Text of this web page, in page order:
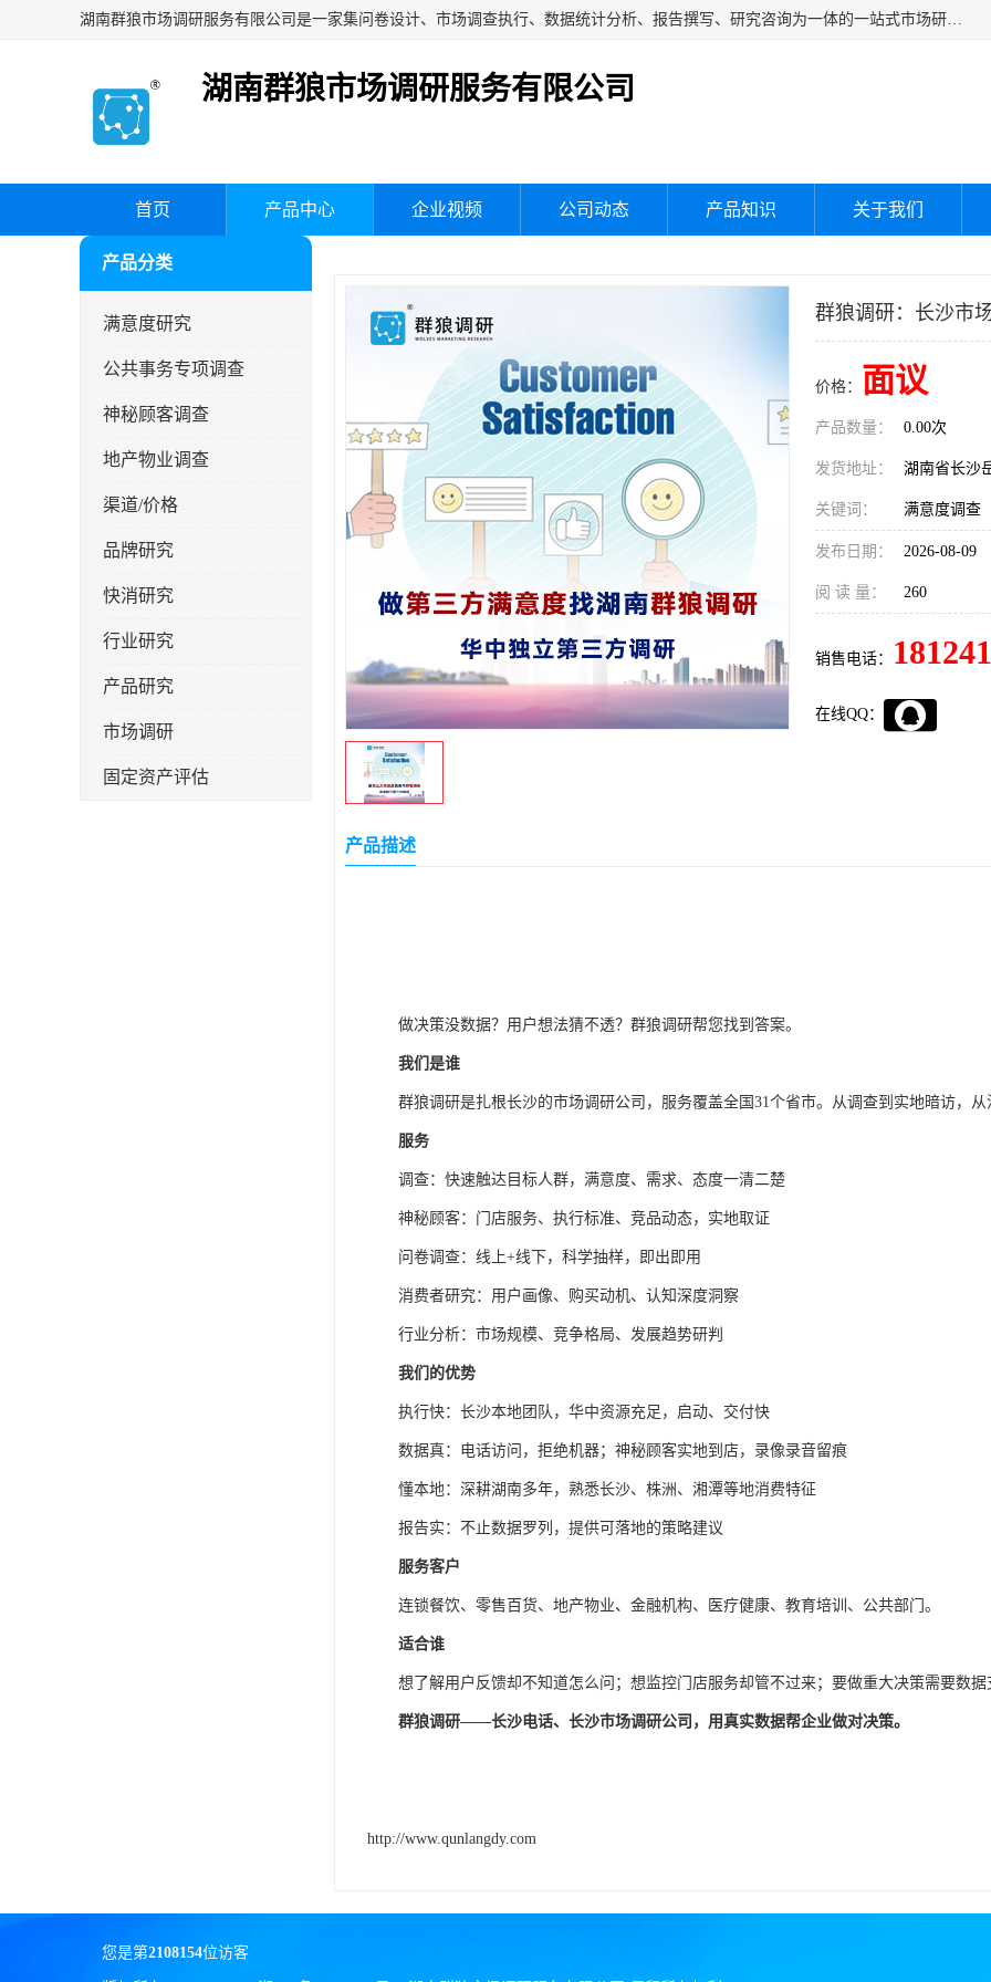
湖南群狼市场调研服务有限公司是一家集问卷设计、市场调查执行、数据统计分析、报告撰写、研究咨询为一体的一站式市场研究服务机构，主要服务：市场调研、三方评估、满意度研究、快消研究、地产物业调查、品牌研究、神秘顾客调查、行业研究、产品研究、公共事务专项调查等。
湖南群狼市场调研服务有限公司
首页 产品中心 企业视频 公司动态 产品知识 关于我们
产品分类
满意度研究
公共事务专项调查
神秘顾客调查
地产物业调查
渠道/价格
品牌研究
快消研究
行业研究
产品研究
市场调研
固定资产评估
群狼调研：长沙市
价格： 面议
产品数量： 0.00次
发货地址： 湖南省长沙
关键词： 满意度调查
发布日期： 2026-08-09
阅 读 量： 260
销售电话：
在线QQ：
产品描述
做决策没数据？用户想法猜不透？群狼调研帮您找到答案。
我们是谁
群狼调研是扎根长沙的市场调研公司，服务覆盖全国 31个省市。从调查到实地暗访，
服务
调查：快速触达目标人群，满意度、需求、态度一清二楚
神秘顾客：门店服务、执行标准、竞品动态，实地取证
问卷调查：线上+线下，科学抽样，即出即用
消费者研究：用户画像、购买动机、认知深度洞察
行业分析：市场规模、竞争格局、发展趋势研判
我们的优势
执行快：长沙本地团队，华中资源充足，启动、交付快
数据真：电话访问，拒绝机器；神秘顾客实地到店，录像录音留痕
懂本地：深耕湖南多年，熟悉长沙、株洲、湘潭等地消费特征
报告实：不止数据罗列，提供可落地的策略建议
服务客户
连锁餐饮、零售百货、地产物业、金融机构、医疗健康、教育培训、公共部门。
适合谁
想了解用户反馈却不知道怎么问；想监控门店服务却管不过来；要做重大决策需要数据
群狼调研——长沙电话、长沙市场调研公司，用真实数据帮企业做对决策。
http://www.qunlangdy.com
您是第2108154位访客